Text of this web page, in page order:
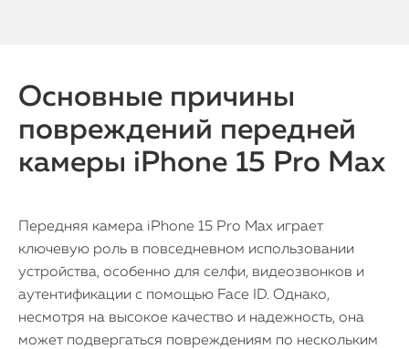
Основные причины
повреждений передней
камеры iPhone 15 Pro Max
Передняя камера iPhone 15 Pro Max играет
ключевую роль в повседневном использовании
устройства, особенно для селфи, видеозвонков и
аутентификации с помощью Face ID. Однако,
несмотря на высокое качество и надежность, она
может подвергаться повреждениям по нескольким